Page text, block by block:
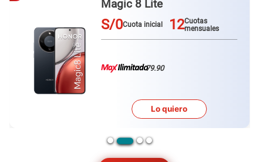
Galaxy A57
S/0Cuota inicial 12Cuotas
mensuales
79.90
Lo quiero